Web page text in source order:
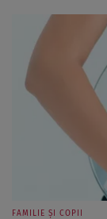
FAMILIE ȘI COPII